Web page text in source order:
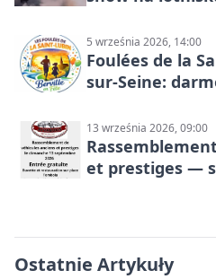
5 września 2026, 14:00
Foulées de la
sur-Seine:
13 września 2026, 09:00
et prestiges —
Ostatnie Artykuły